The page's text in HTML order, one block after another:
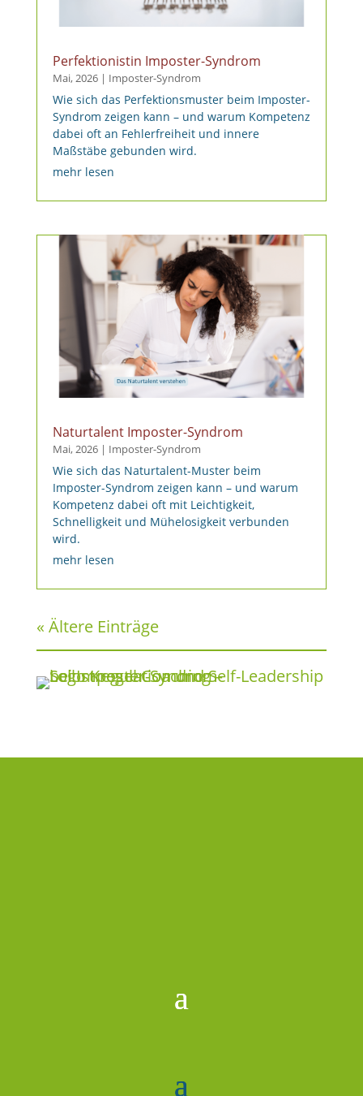
Perfektionistin Imposter-Syndrom
Mai, 2026| Imposter-Syndrom
Wie sich das Perfektionsmuster beim Imposter-
Syndrom zeigen kann – und warum Kompetenz
dabei oft an Fehlerfreiheit und innere
Maßstäbe gebunden wird.
mehr lesen
Naturtalent Imposter-Syndrom
Mai, 2026| Imposter-Syndrom
Wie sich das Naturtalent-Muster beim
Imposter-Syndrom zeigen kann – und warum
Kompetenz dabei oft mit Leichtigkeit,
Schnelligkeit und Mühelosigkeit verbunden
wird.
mehr lesen
« Ältere Einträge